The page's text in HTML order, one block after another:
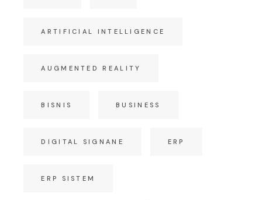
ARTIFICIAL INTELLIGENCE
AUGMENTED REALITY
BISNIS BUSINESS
DIGITAL SIGNANE ERP
ERP SISTEM